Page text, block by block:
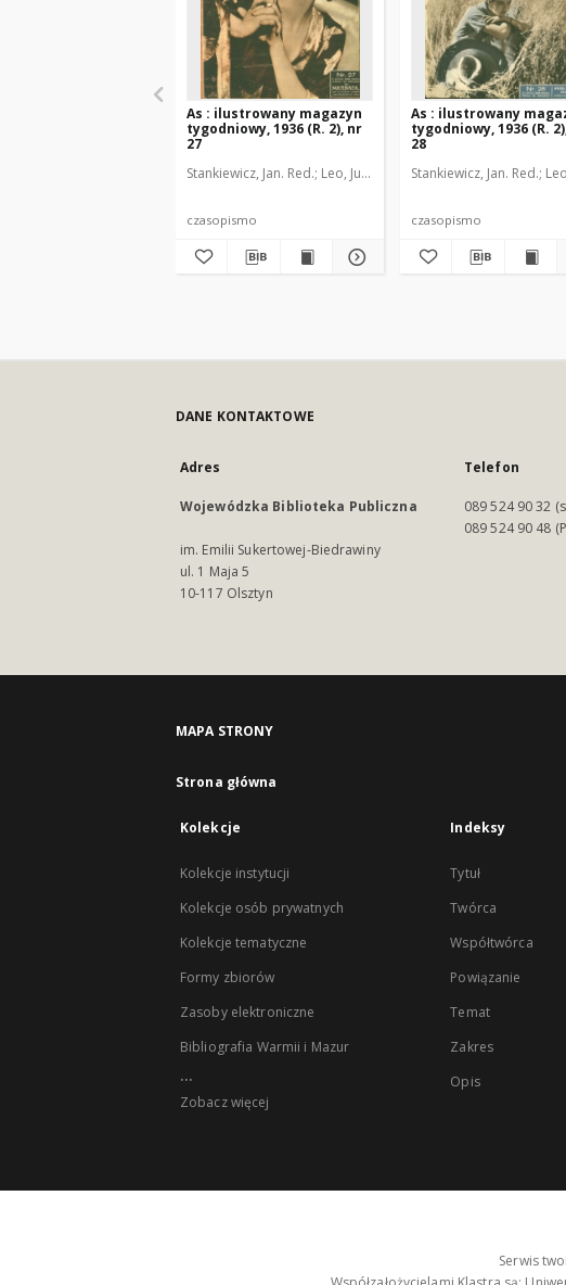
As : ilustrowany magazyn
tygodniowy, 1936 (R. 2), nr
27
Stankiewicz, Jan. Red. Leo, Juljusz. Kier. literacki Brzeski,
czasopismo
As : ilustrowany
tygodniowy, 1936 (R.
28
Stankiewicz, Jan. Red.
czasopismo
DANE KONTAKTOWE
Adres
Wojewódzka Biblioteka Publiczna
im. Emilii Sukertowej-Biedrawiny
ul. 1 Maja 5
10-117 Olsztyn
Telefon
089 524 90 32
089 524 90 48
MAPA STRONY
Strona główna
Kolekcje
Kolekcje instytucji
Kolekcje osób prywatnych
Kolekcje tematyczne
Formy zbiorów
Zasoby elektroniczne
Bibliografia Warmii i Mazur
...
Zobacz więcej
Indeksy
Tytuł
Twórca
Współtwórca
Powiązanie
Temat
Zakres
Opis
Serwis